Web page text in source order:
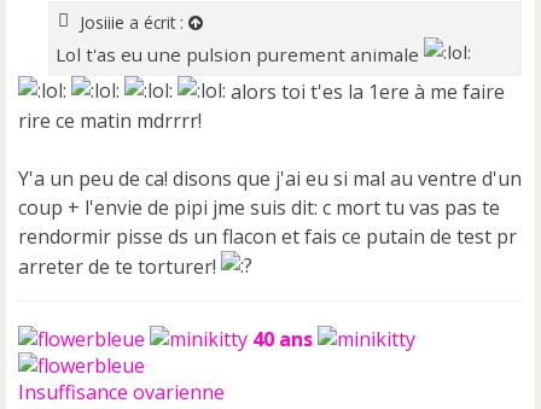
n
n
u
Josiiie a écrit :
Lol t'as eu une pulsion purement animale
alors toi t'es la 1ere à me faire
rire ce matin mdrrrr!
Y'a un peu de ca! disons que j'ai eu si mal au ventre d'un
coup + l'envie de pipi jme suis dit: c mort tu vas pas te
rendormir pisse ds un flacon et fais ce putain de test pr
arreter de te torturer!
40 ans
Insuffisance ovarienne